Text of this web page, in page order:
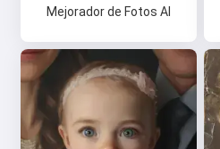
Mejorador de Fotos AI